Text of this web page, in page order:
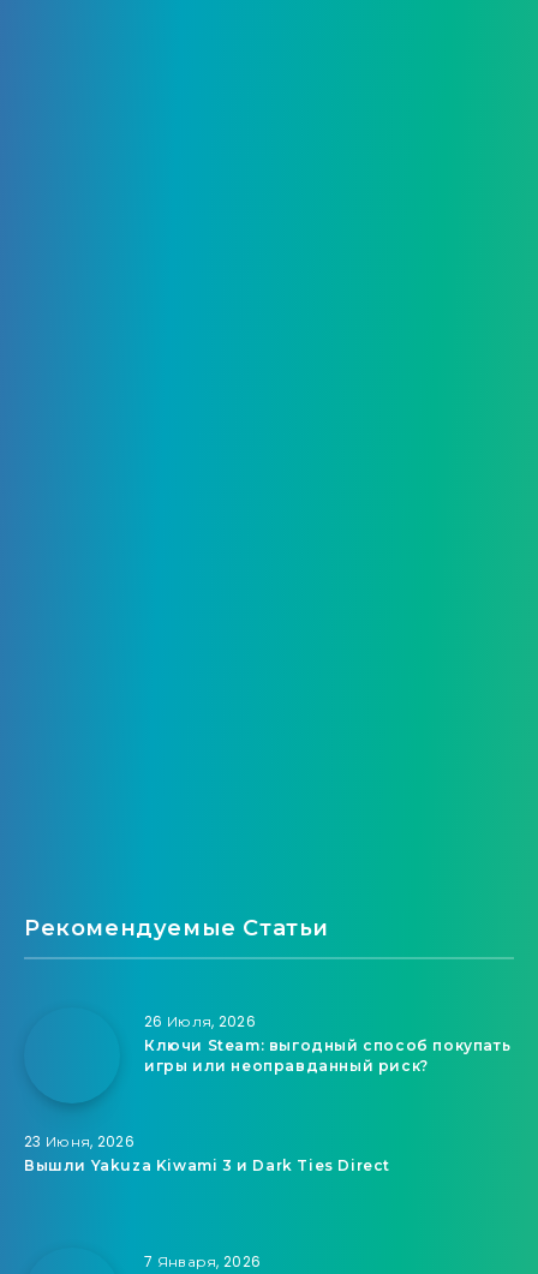
Рекомендуемые Статьи
26 Июля, 2026
Ключи Steam: выгодный способ покупать
игры или неоправданный риск?
23 Июня, 2026
Вышли Yakuza Kiwami 3 и Dark Ties Direct
7 Января, 2026